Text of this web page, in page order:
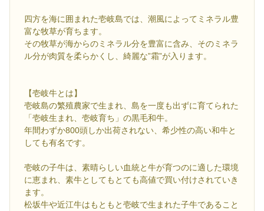
四方を海に囲まれた壱岐島では、潮風によってミネラル豊
富な牧草が育ちます。
その牧草が海からのミネラル分を豊富に含み、そのミネラ
ル分が肉質を柔らかくし、綺麗な”霜”が入ります。
【壱岐牛とは】
壱岐島の繁殖農家で生まれ、島を一度も出ずに育てられた
「壱岐生まれ、壱岐育ち」の黒毛和牛。
年間わずか800頭しか出荷されない、希少性の高い和牛と
しても有名です。
壱岐の子牛は、素晴らしい血統と牛が育つのに適した環境
に恵まれ、素牛としてもとても高値で買い付けされていき
ます。
松坂牛や近江牛はもともと壱岐で生まれた子牛であること